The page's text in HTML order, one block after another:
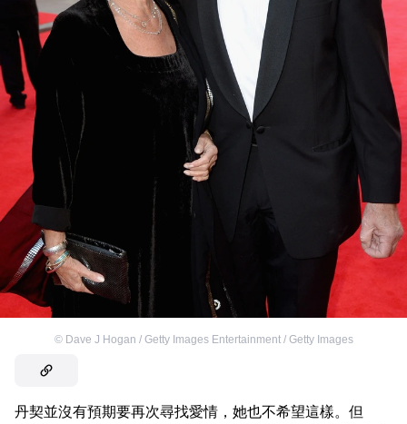
© Dave J Hogan / Getty Images Entertainment / Getty Images
丹契並沒有預期要再次尋找愛情，她也不希望這樣。但